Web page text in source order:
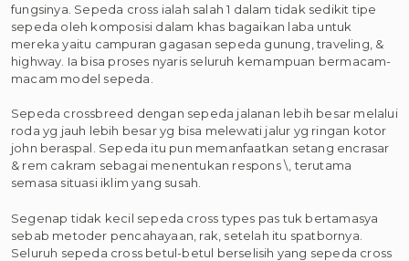
fungsinya. Sepeda cross ialah salah 1 dalam tidak sedikit tipe
sepeda oleh komposisi dalam khas bagaikan laba untuk
mereka yaitu campuran gagasan sepeda gunung, traveling, &
highway. Ia bisa proses nyaris seluruh kemampuan bermacam-
macam model sepeda.
Sepeda crossbreed dengan sepeda jalanan lebih besar melalui
roda yg jauh lebih besar yg bisa melewati jalur yg ringan kotor
john beraspal. Sepeda itu pun memanfaatkan setang encrasar
& rem cakram sebagai menentukan respons \, terutama
semasa situasi iklim yang susah.
Segenap tidak kecil sepeda cross types pas tuk bertamasya
sebab metoder pencahayaan, rak, setelah itu spatbornya.
Seluruh sepeda cross betul-betul berselisih yang sepeda cross